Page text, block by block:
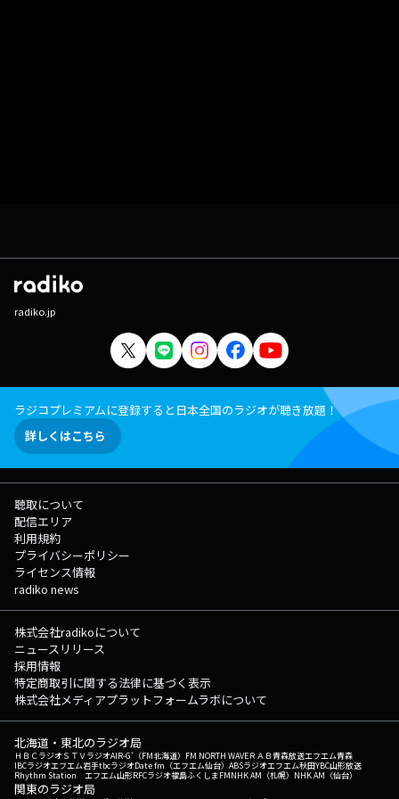
radiko.jp
ラジコプレミアムに登録すると日本全国のラジオが聴き放題！
詳しくはこちら
聴取について
配信エリア
利用規約
プライバシーポリシー
ライセンス情報
radiko news
株式会社radikoについて
ニュースリリース
採用情報
特定商取引に関する法律に基づく表示
株式会社メディアプラットフォームラボについて
北海道・東北のラジオ局
ＨＢＣラジオＳＴＶラジオAIR-G'（FM北海道） FM NORTH WAVEＲＡＢ青森放送エフエム青森
IBCラジオエフエム岩手tbcラジオDate fm（エフエム仙台） ABSラジオエフエム秋田YBC山形放送
Rhythm Station エフエム山形RFCラジオ福島ふくしまFMNHK AM（札幌） NHK AM（仙台）
関東のラジオ局